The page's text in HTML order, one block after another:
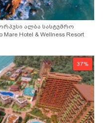
ალბა სასტუმრო
Hotel & Wellness Resort
37%